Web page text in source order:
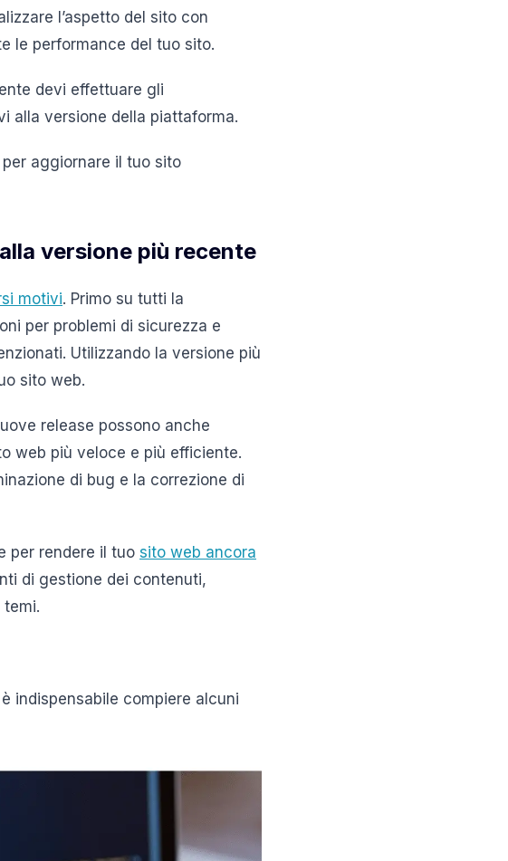
l’aspetto del sito con
le performance del tuo sito.
devi effettuare gli
alla versione della piattaforma.
aggiornare il tuo sito
versione più recente
motivi. Primo su tutti la
per problemi di sicurezza e
Utilizzando la versione più
sito web.
release possono anche
web più veloce e più efficiente.
di bug e la correzione di
per rendere il tuo sito web ancora
di gestione dei contenuti,
indispensabile compiere alcuni